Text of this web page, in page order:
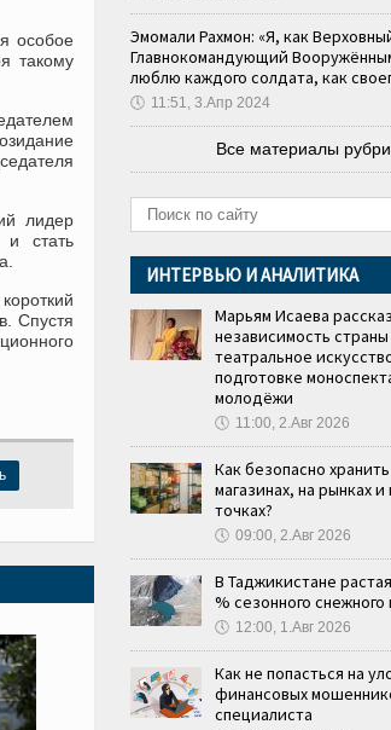
особое
такому
лидер
и стать
Спустя
Эмомали Рахмон: «Я, как
Главнокомандующий
люблю каждого солдата, как
🕔 11:51, 3.Апр 2024
Все материалы
ИНТЕРВЬЮ И АНАЛИТИКА
Марьям Исаева
независимость
театральное
подготовке
молодёжи
🕔 11:00, 2.Авг 2026
Как безопасно
магазинах, на рынках и
точках?
🕔 09:00, 2.Авг 2026
В Таджикистане
% сезонного снежного
🕔 12:00, 1.Авг 2026
Как не попасться на
финансовых
специалиста